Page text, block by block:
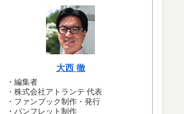
大西 徹
・編集者
・株式会社アトランテ 代表
・ファンブック制作・発行
・パンフレット制作